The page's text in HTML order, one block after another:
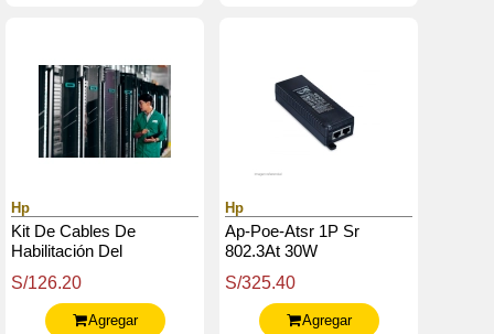
Hp
Kit De Cables De
Habilitación Del
Almacenamiento Hpe
Proliant Dl360 Gen11
S/126.20
Agregar
Hp
Ap-Poe-Atsr 1P Sr
802.3At 30W
S/325.40
Agregar